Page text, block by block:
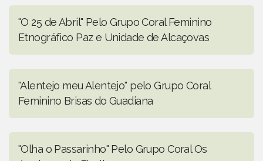
"O 25 de Abril" Pelo Grupo Coral Feminino
Etnográfico Paz e Unidade de Alcaçovas
"Alentejo meu Alentejo" pelo Grupo Coral
Feminino Brisas do Guadiana
"Olha o Passarinho" Pelo Grupo Coral Os